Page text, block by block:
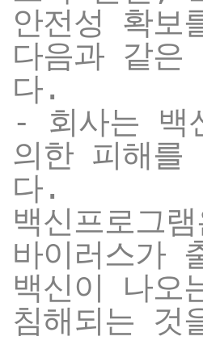
안전성 확보
다음과 같은
다.
- 회사는 백
의한 피해를
다.
백신프로그
바이러스가
백신이 나오
침해되는 것